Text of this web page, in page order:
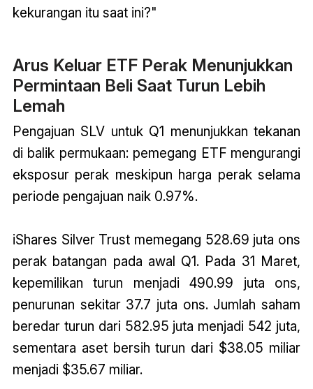
kekurangan itu saat ini?"
Arus Keluar ETF Perak Menunjukkan
Permintaan Beli Saat Turun Lebih
Lemah
Pengajuan SLV untuk Q1 menunjukkan tekanan
di balik permukaan: pemegang ETF mengurangi
eksposur perak meskipun harga perak selama
periode pengajuan naik 0.97%.
iShares Silver Trust memegang 528.69 juta ons
perak batangan pada awal Q1. Pada 31 Maret,
kepemilikan turun menjadi 490.99 juta ons,
penurunan sekitar 37.7 juta ons. Jumlah saham
beredar turun dari 582.95 juta menjadi 542 juta,
sementara aset bersih turun dari $38.05 miliar
menjadi $35.67 miliar.